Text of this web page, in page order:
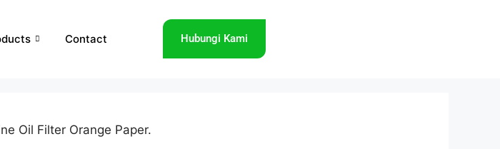
Contact Hubungi Kami
Oil Filter Orange Paper.